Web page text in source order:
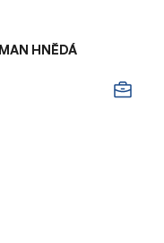
HNĚDÁ